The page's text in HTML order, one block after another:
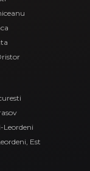
Leordeni
Est